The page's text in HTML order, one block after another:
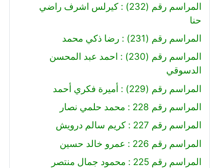
المراسم رقم (232) : كيرلس اشرف راضي
حنا
المراسم رقم (231) : رضا ذكي محمد
المراسم رقم (230) : احمد عبد المحسن
الدسوقي
المراسم رقم (229) : أميرة فكري أحمد
المراسم رقم 228 : محمد حلمي نصار
المراسم رقم 227 : كريم سالم درويش
المراسم رقم 226 : عمرو خالد حسين
المراسم رقم 225 : محمود جمال منتصر